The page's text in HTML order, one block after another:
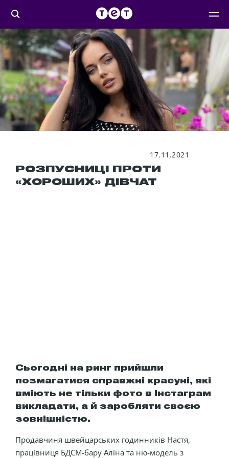
17.11.2021
РОЗПУСНИЦІ ПРОТИ
«ХОРОШИХ» ДІВЧАТ
Сьогодні на ринг прийшли
позмагатися справжні красуні, які
вміють не тільки фото в Інстаграм
викладати, а й заробляти своєю
зовнішністю.
Продавчиня швейцарських годинників Настя,
працівниця БДСМ-бару Аліна та ню-модель з